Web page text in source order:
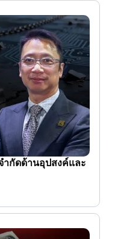
ากัดด้านอุปสงค์และ